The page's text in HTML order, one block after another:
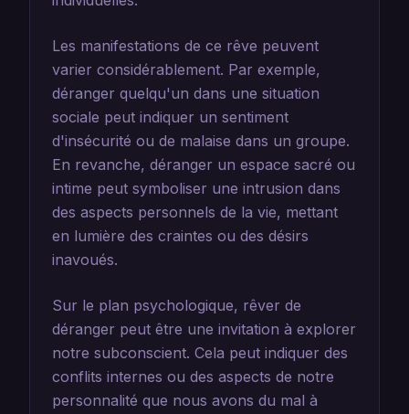
Les manifestations de ce rêve peuvent
varier considérablement. Par exemple,
déranger quelqu'un dans une situation
sociale peut indiquer un sentiment
d'insécurité ou de malaise dans un groupe.
En revanche, déranger un espace sacré ou
intime peut symboliser une intrusion dans
des aspects personnels de la vie, mettant
en lumière des craintes ou des désirs
inavoués.
Sur le plan psychologique, rêver de
déranger peut être une invitation à explorer
notre subconscient. Cela peut indiquer des
conflits internes ou des aspects de notre
personnalité que nous avons du mal à